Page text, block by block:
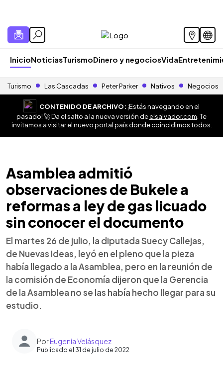
InicioNoticiasTurismoDinero y negociosVida
Turismo Las Cascadas Peter Parker Nativos Negocios
CONTENIDO DE ARCHIVO:¡Estás navegando en el
pasado! 🚀 Da el salto a la nueva versión deelsalvador.com . Te
invitamos a visitar el nuevo portal país donde coincidimos todos.
Asamblea admitió
observaciones de Bukele a
reformas a ley de gas licuado
sin conocer el documento
El martes 26 de julio, la diputada Suecy Callejas,
de Nuevas Ideas, leyó en el pleno que la pieza
había llegado a la Asamblea, pero en la reunión de
la comisión de Economía dijeron que la Gerencia
de la Asamblea no se las había hecho llegar para su
estudio.
PorEugenia Velásquez
Publicado el 31 de julio de 2022